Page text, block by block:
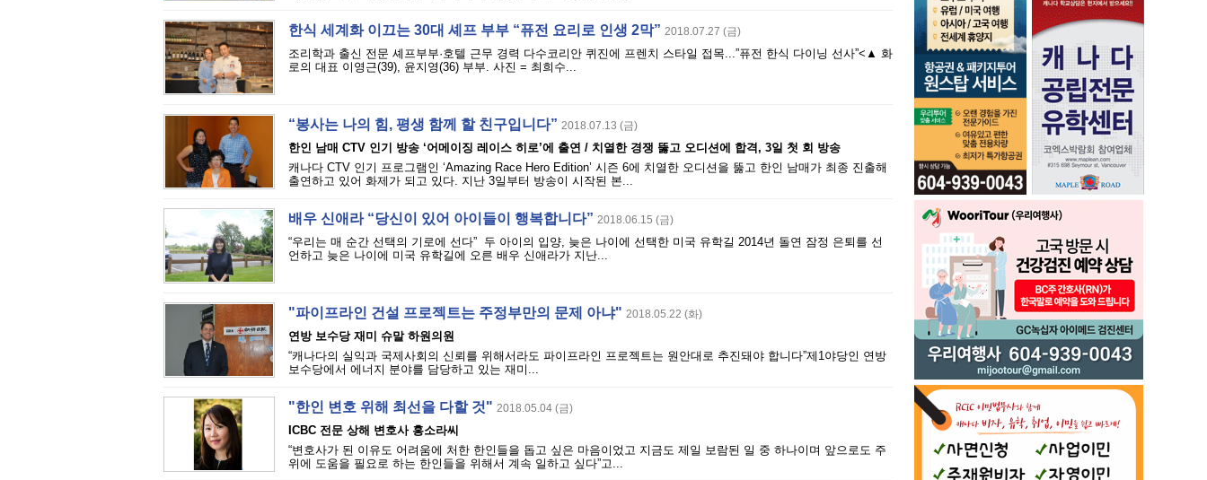
한식 세계화 이끄는 30대 셰프 부부 “퓨전 요리로 인생 2막” 2018.07.27 (금)
조리학과 출신 전문 셰프부부·호텔 근무 경력 다수코리안 퀴진에 프렌치 스타일 접목...”퓨전 한식 다이닝 선사”<▲ 화
로의 대표 이영근(39), 윤지영(36) 부부. 사진 = 최희수...
“봉사는 나의 힘, 평생 함께 할 친구입니다” 2018.07.13 (금)
한인 남매 CTV 인기 방송 ‘어메이징 레이스 히로’에 출연 / 치열한 경쟁 뚫고 오디션에 합격, 3일 첫 회 방송
캐나다 CTV 인기 프로그램인 ‘Amazing Race Hero Edition’ 시즌 6에 치열한 오디션을 뚫고 한인 남매가 최종 진출해
출연하고 있어 화제가 되고 있다. 지난 3일부터 방송이 시작된 본...
배우 신애라 “당신이 있어 아이들이 행복합니다” 2018.06.15 (금)
“우리는 매 순간 선택의 기로에 선다” 두 아이의 입양, 늦은 나이에 선택한 미국 유학길 2014년 돌연 잠정 은퇴를 선
언하고 늦은 나이에 미국 유학길에 오른 배우 신애라가 지난...
"파이프라인 건설 프로젝트는 주정부만의 문제 아냐" 2018.05.22 (화)
연방 보수당 재미 슈말 하원의원
“캐나다의 실익과 국제사회의 신뢰를 위해서라도 파이프라인 프로젝트는 원안대로 추진돼야 합니다”제1야당인 연방
보수당에서 에너지 분야를 담당하고 있는 재미...
"한인 변호 위해 최선을 다할 것" 2018.05.04 (금)
ICBC 전문 상해 변호사 홍소라씨
“변호사가 된 이유도 어려움에 처한 한인들을 돕고 싶은 마음이었고 지금도 제일 보람된 일 중 하나이며 앞으로도 주
위에 도움을 필요로 하는 한인들을 위해서 계속 일하고 싶다”고...